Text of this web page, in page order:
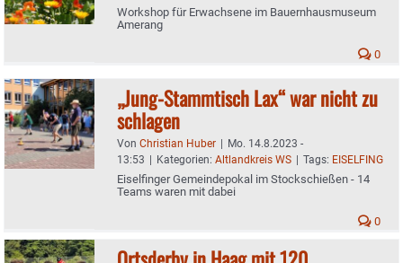
Workshop für Erwachsene im Bauernhausmuseum
Amerang
0
„Jung-Stammtisch Lax“ war nicht zu
schlagen
Von Christian Huber | Mo. 14.8.2023 -
13:53 | Kategorien: Altlandkreis WS | Tags: EISELFING
Eiselfinger Gemeindepokal im Stockschießen - 14
Teams waren mit dabei
0